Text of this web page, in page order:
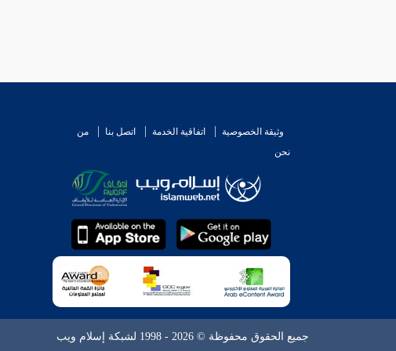
وثيقة الخصوصية اتفاقية الخدمة اتصل بنا
من
نحن
جميع الحقوق محفوظة © 2026 - 1998 لشبكة إسلام ويب